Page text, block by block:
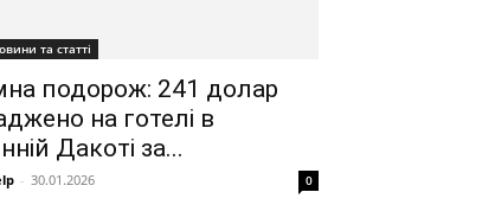
та статті
подорож: 241 долар
на готелі в
Дакоті за...
- 30.01.2026 0